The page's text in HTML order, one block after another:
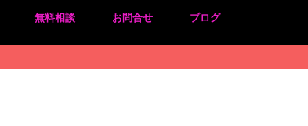
無料相談 お問合せ ブログ